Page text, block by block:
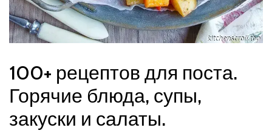
100+ рецептов для поста.
Горячие блюда, супы,
закуски и салаты.